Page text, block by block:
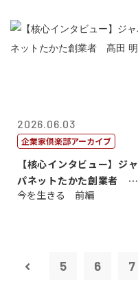
2026.06.03
企業家倶楽部アーカイブ
【核心インタビュー】ジャ
パネットたかた創業者 髙
田 明氏
今を生きる 前編
5 6 7